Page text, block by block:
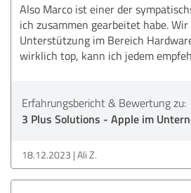
Also Marco ist einer der
ich zusammen gearbeitet habe.
Unterstützung im Bereich
wirklich top, kann ich jedem
Erfahrungsbericht & Bewertung zu:
3 Plus Solutions - Apple im
18.12.2023 Ali Z.